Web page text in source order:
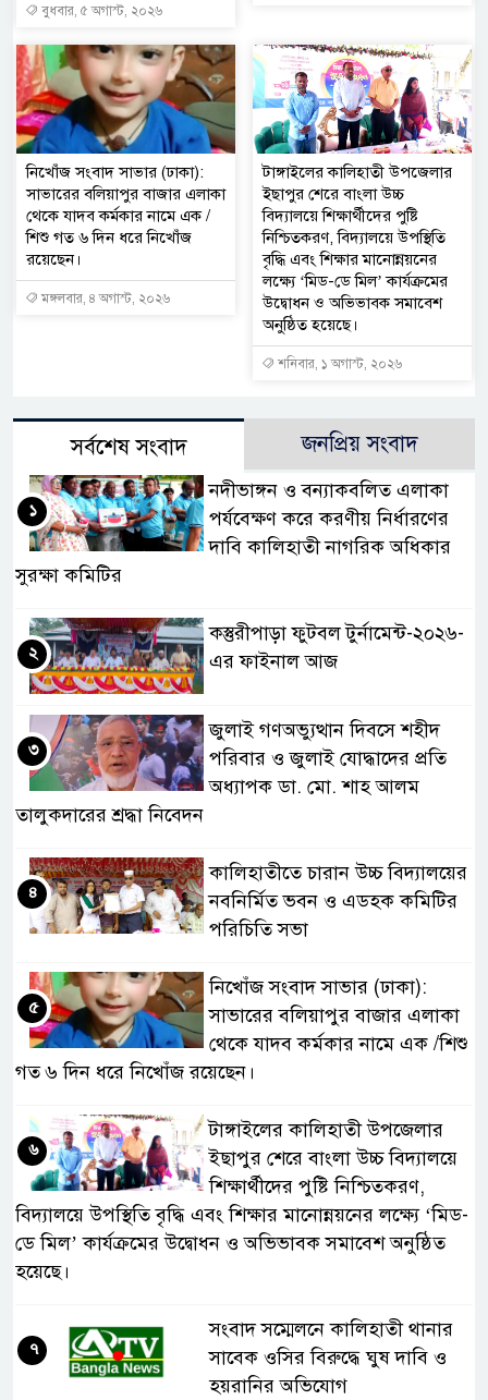
বুধবার, ৫ অগাস্ট, ২০২৬
নিখোঁজ সংবাদ সাভার (ঢাকা):
সাভারের বলিয়াপুর বাজার এলাকা
থেকে যাদব কর্মকার নামে এক /
শিশু গত ৬ দিন ধরে নিখোঁজ
রয়েছেন।
মঙ্গলবার, ৪ অগাস্ট, ২০২৬
টাঙ্গাইলের কালিহাতী উপজেলার
ইছাপুর শেরে বাংলা উচ্চ
বিদ্যালয়ে শিক্ষার্থীদের পুষ্টি
নিশ্চিতকরণ, বিদ্যালয়ে উপস্থিতি
বৃদ্ধি এবং শিক্ষার মানোন্নয়নের
লক্ষ্যে ‘মিড-ডে মিল’ কার্যক্রমের
উদ্বোধন ও অভিভাবক সমাবেশ
অনুষ্ঠিত হয়েছে।
শনিবার, ১ অগাস্ট, ২০২৬
সর্বশেষ সংবাদ জনপ্রিয় সংবাদ
নদীভাঙ্গন ও বন্যাকবলিত এলাকা
পর্যবেক্ষণ করে করণীয় নির্ধারণের
দাবি কালিহাতী নাগরিক অধিকার
সুরক্ষা কমিটির
১
কস্তুরীপাড়া ফুটবল টুর্নামেন্ট-২০২৬-
এর ফাইনাল আজ
২
জুলাই গণঅভ্যুত্থান দিবসে শহীদ
পরিবার ও জুলাই যোদ্ধাদের প্রতি
অধ্যাপক ডা. মো. শাহ আলম
তালুকদারের শ্রদ্ধা নিবেদন
৩
কালিহাতীতে চারান উচ্চ বিদ্যালয়ের
নবনির্মিত ভবন ও এডহক কমিটির
পরিচিতি সভা
৪
নিখোঁজ সংবাদ সাভার (ঢাকা):
সাভারের বলিয়াপুর বাজার এলাকা
থেকে যাদব কর্মকার নামে এক /শিশু
গত ৬ দিন ধরে নিখোঁজ রয়েছেন।
৫
টাঙ্গাইলের কালিহাতী উপজেলার
ইছাপুর শেরে বাংলা উচ্চ বিদ্যালয়ে
শিক্ষার্থীদের পুষ্টি নিশ্চিতকরণ,
বিদ্যালয়ে উপস্থিতি বৃদ্ধি এবং শিক্ষার মানোন্নয়নের লক্ষ্যে ‘মিড-
ডে মিল’ কার্যক্রমের উদ্বোধন ও অভিভাবক সমাবেশ অনুষ্ঠিত
হয়েছে।
৬
সংবাদ সম্মেলনে কালিহাতী থানার
সাবেক ওসির বিরুদ্ধে ঘুষ দাবি ও
হয়রানির অভিযোগ
৭